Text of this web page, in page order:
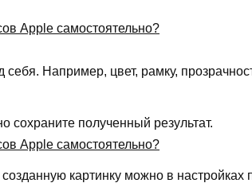
Например, цвет, рамку,
сохраните полученный результат.
картинку можно в настройках